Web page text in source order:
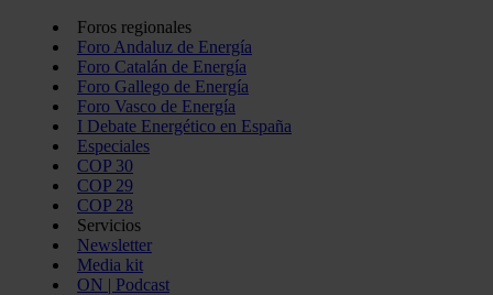
Foros regionales
Foro Andaluz de Energía
Foro Catalán de Energía
Foro Gallego de Energía
Foro Vasco de Energía
I Debate Energético en España
Especiales
COP 30
COP 29
COP 28
Servicios
Newsletter
Media kit
ON | Podcast